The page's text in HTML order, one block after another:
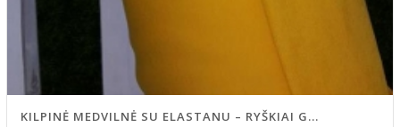
KILPINĖ MEDVILNĖ SU ELASTANU – RYŠKIAI G...